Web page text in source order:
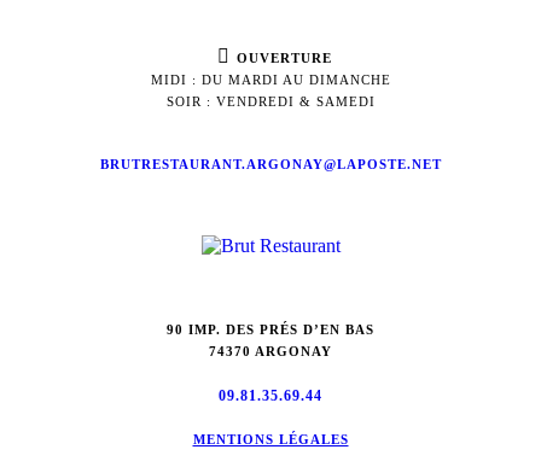
OUVERTURE
MIDI : DU MARDI AU DIMANCHE
SOIR : VENDREDI & SAMEDI
BRUTRESTAURANT.ARGONAY@LAPOSTE.NET
90 IMP. DES PRÉS D’EN BAS
74370 ARGONAY
09.81.35.69.44
MENTIONS LÉGALES